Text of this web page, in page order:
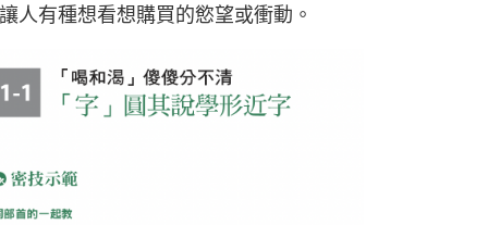
人有種想看想購買的慾望或衝動。